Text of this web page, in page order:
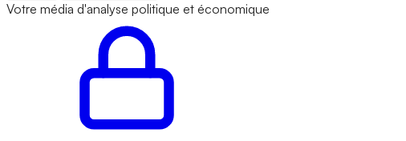
Votre média d'analyse politique et économique